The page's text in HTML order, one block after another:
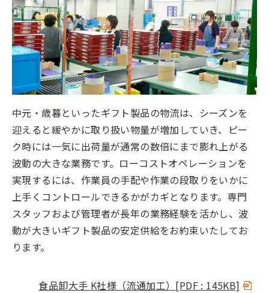
中元・歳暮といったギフト製品の物流は、シーズンを
迎えると緩やかに取り扱い物量が増加していき、ピー
ク時には一気に出荷量が通常の数倍にまで膨れ上がる
波動の大きな業務です。ローコストオペレーションを
実現するには、作業員の手配や作業の段取りをいかに
上手くコントロールできるかがカギとなります。専門
スタッフおよび管理者が長年の業務経験を活かし、波
動が大きいギフト製品の安定供給をお約束いたしてお
ります。
食品卸大手 K社様（流通加工） [PDF : 145KB]